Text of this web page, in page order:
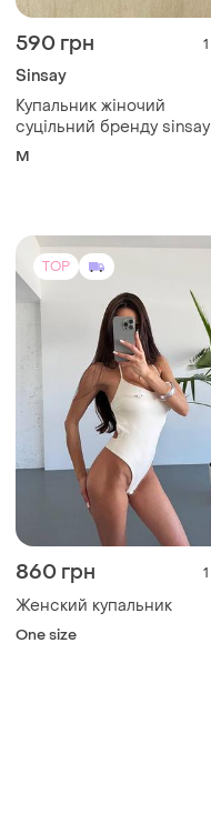
590 грн 1
Sinsay
Купальник жіночий
суцільний бренду sinsay
M
TOP
860 грн 1
Женский купальник
One size